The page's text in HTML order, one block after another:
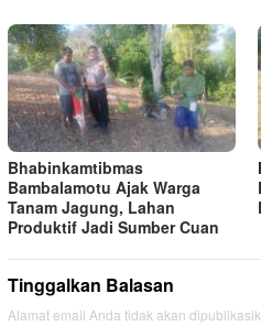
Bhabinkamtibmas
Bambalamotu Ajak Warga
Tanam Jagung, Lahan
Produktif Jadi Sumber Cuan
Tinggalkan Balasan
Alamat email Anda tidak akan